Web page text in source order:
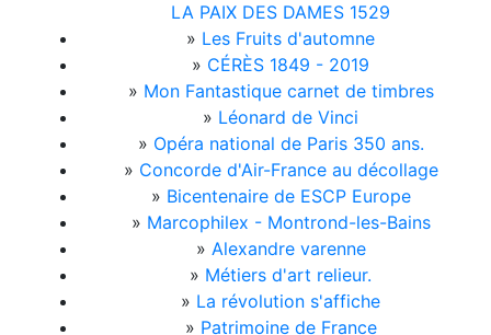
LA PAIX DES DAMES 1529
» Les Fruits d'automne
» CÉRÈS 1849 - 2019
» Mon Fantastique carnet de timbres
» Léonard de Vinci
» Opéra national de Paris 350 ans.
» Concorde d'Air-France au décollage
» Bicentenaire de ESCP Europe
» Marcophilex - Montrond-les-Bains
» Alexandre varenne
» Métiers d'art relieur.
» La révolution s'affiche
» Patrimoine de France